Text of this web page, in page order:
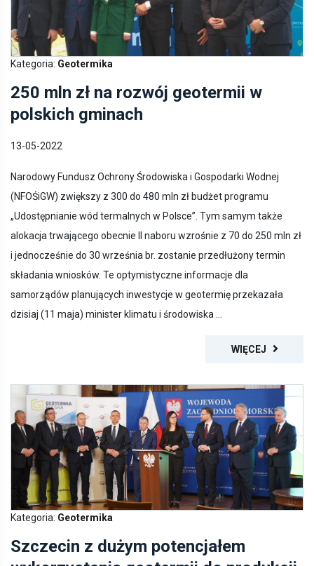
Kategoria:Geotermika
250 mln zł na rozwój geotermii w
polskich gminach
(NFOŚiGW) zwiększy z 300 do 480 mln zł budżet programu
„Udostępnianie wód termalnych w Polsce”. Tym samym także
alokacja trwającego obecnie II naboru wzrośnie z 70 do 250 mln zł
i jednocześnie do 30 września br. zostanie przedłużony termin
składania wniosków. Te optymistyczne informacje dla
samorządów planujących inwestycje w geotermię przekazała
dzisiaj (11 maja) minister klimatu i środowiska ...
Kategoria:Geotermika
Szczecin z dużym potencjałem
wykorzystania geotermii do produkcji